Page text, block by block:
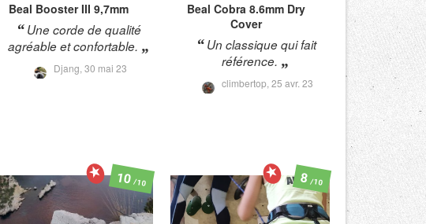
Beal Booster III 9,7mm
Une corde de qualité
agréable et confortable.
Djang,30 mai 23
Beal Cobra 8.6mm Dry
Cover
Un classique qui fait
référence.
climbertop,25 avr. 23
10/10 8/10